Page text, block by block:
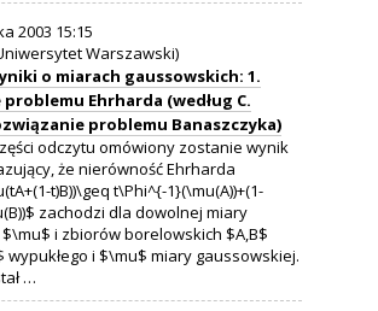
2003 15:15
Warszawski)
o miarach gaussowskich: 1.
Ehrharda (według C.
problemu Banaszczyka)
odczytu omówiony zostanie wynik
że nierówność Ehrharda
t)B))\geq t\Phi^{-1}(\mu(A))+(1-
zachodzi dla dowolnej miary
i zbiorów borelowskich $A,B$
wypukłego i $\mu$ miary gaussowskiej.
…